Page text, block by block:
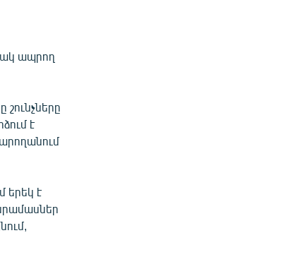
ապրող
է
երեկ է